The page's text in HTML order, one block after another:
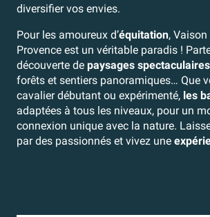
diversifier vos envies.
Pour les amoureux d’équitation,
Provence est un véritable paradis !
découverte de paysages spectaculaires
forêts et sentiers panoramiques… Que
cavalier débutant ou expérimenté, les
adaptées à tous les niveaux, pour un
connexion unique avec la nature.
par des passionnés et vivez une